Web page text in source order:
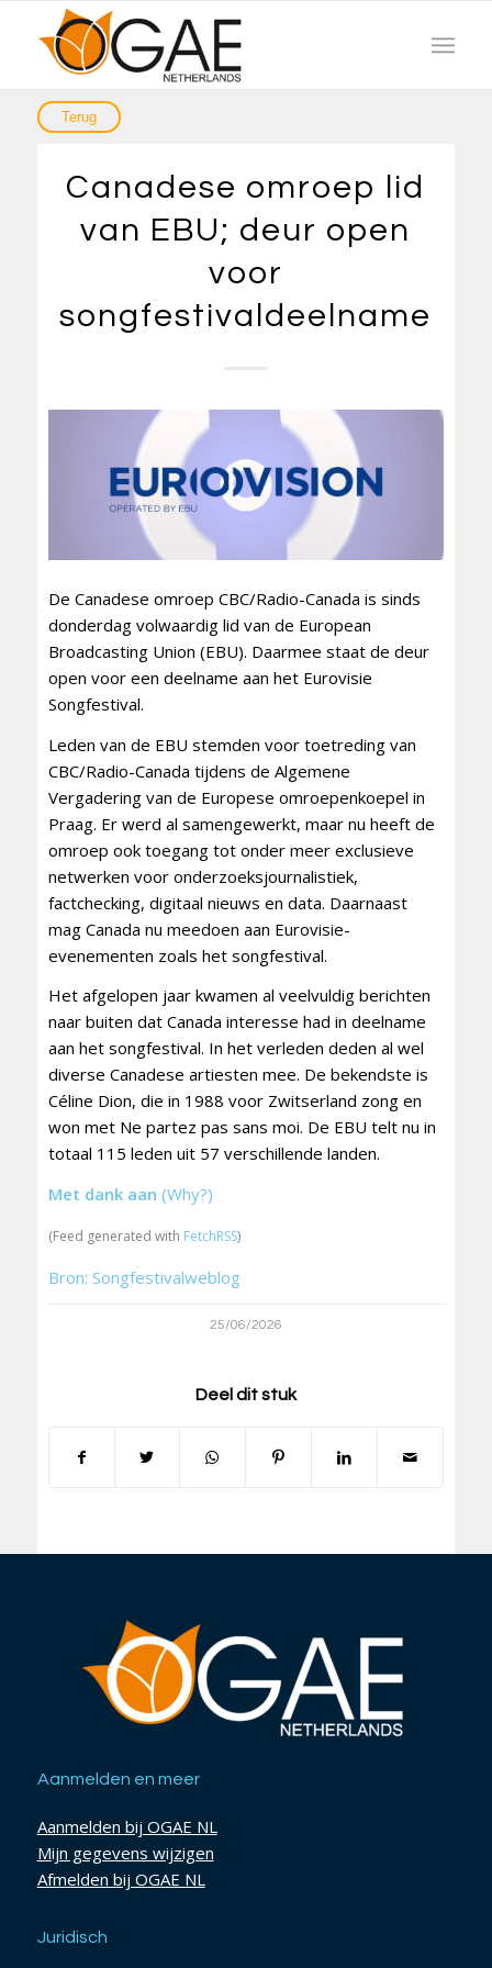
Canadese omroep lid
van EBU; deur open
voor
songfestivaldeelname
De Canadese omroep CBC/Radio-Canada is sinds
donderdag volwaardig lid van de European
Broadcasting Union (EBU). Daarmee staat de deur
open voor een deelname aan het Eurovisie
Songfestival.
Leden van de EBU stemden voor toetreding van
CBC/Radio-Canada tijdens de Algemene
Vergadering van de Europese omroepenkoepel in
Praag. Er werd al samengewerkt, maar nu heeft de
omroep ook toegang tot onder meer exclusieve
netwerken voor onderzoeksjournalistiek,
factchecking, digitaal nieuws en data. Daarnaast
mag Canada nu meedoen aan Eurovisie-
evenementen zoals het songfestival.
Het afgelopen jaar kwamen al veelvuldig berichten
naar buiten dat Canada interesse had in deelname
aan het songfestival. In het verleden deden al wel
diverse Canadese artiesten mee. De bekendste is
Céline Dion, die in 1988 voor Zwitserland zong en
won met Ne partez pas sans moi. De EBU telt nu in
totaal 115 leden uit 57 verschillende landen.
Met dank aan (Why?)
(Feed generated with FetchRSS)
Bron: Songfestivalweblog
25/06/2026
Deel dit stuk
Aanmelden en meer
Aanmelden bij OGAE NL
Mijn gegevens wijzigen
Afmelden bij OGAE NL
Juridisch